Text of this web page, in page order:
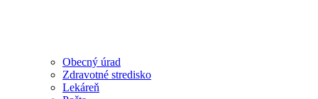
Obecný úrad
Zdravotné stredisko
Lekáreň